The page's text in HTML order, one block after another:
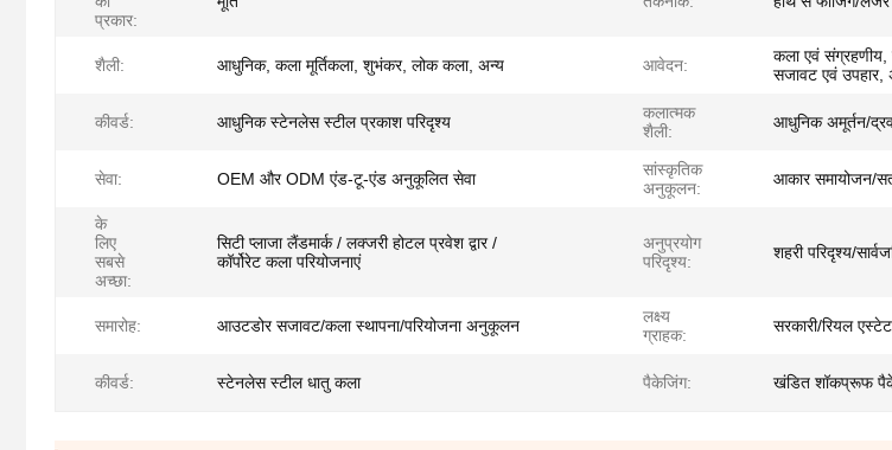
प्रकार:
शैली: आधुनिक, कला मूर्तिकला, शुभंकर, लोक कला, अन्य आवेदन:
कला एवं संग्रहणीय,
सजावट एवं उपहार,
कीवर्ड: आधुनिक स्टेनलेस स्टील प्रकाश परिदृश्य
कलात्मक
शैली:
आधुनिक अमूर्तन/द्रव
सेवा: OEM और ODM एंड-टू-एंड अनुकूलित सेवा
सांस्कृतिक
अनुकूलन:
आकार समायोजन/
के
लिए
सबसे
अच्छा:
सिटी प्लाजा लैंडमार्क / लक्जरी होटल प्रवेश द्वार /
कॉर्पोरेट कला परियोजनाएं
अनुप्रयोग
परिदृश्य:
शहरी परिदृश्य/
समारोह: आउटडोर सजावट/कला स्थापना/परियोजना अनुकूलन
लक्ष्य
ग्राहक:
सरकारी/रियल
कीवर्ड: स्टेनलेस स्टील धातु कला पैकेजिंग: खंडित शॉकप्रूफ